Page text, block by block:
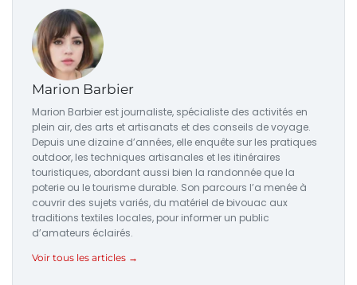
Marion Barbier
Marion Barbier est journaliste, spécialiste des activités en
plein air, des arts et artisanats et des conseils de voyage.
Depuis une dizaine d’années, elle enquête sur les pratiques
outdoor, les techniques artisanales et les itinéraires
touristiques, abordant aussi bien la randonnée que la
poterie ou le tourisme durable. Son parcours l’a menée à
couvrir des sujets variés, du matériel de bivouac aux
traditions textiles locales, pour informer un public
d’amateurs éclairés.
Voir tous les articles →